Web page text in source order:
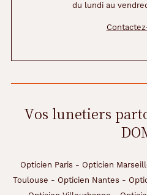
compatibles
Unifocaux
montage
Cerclé
du lundi au
Vos lunetiers
Opticien Paris - Opticien
Toulouse - Opticien Nantes -